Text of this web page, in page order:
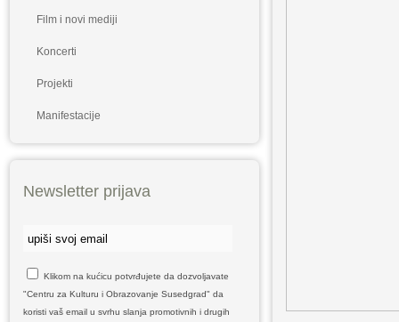
Film i novi mediji
Koncerti
Projekti
Manifestacije
Newsletter prijava
Klikom na kućicu potvrđujete da dozvoljavate
"Centru za Kulturu i Obrazovanje Susedgrad" da
koristi vaš email u svrhu slanja promotivnih i drugih